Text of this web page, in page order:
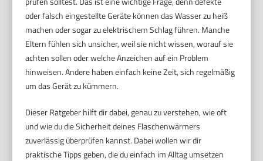
oder falsch eingestellte Geräte können das Wasser zu heiß
machen oder sogar zu elektrischem Schlag führen. Manche
Eltern fühlen sich unsicher, weil sie nicht wissen, worauf sie
achten sollen oder welche Anzeichen auf ein Problem
hinweisen. Andere haben einfach keine Zeit, sich regelmäßig
um das Gerät zu kümmern.
Dieser Ratgeber hilft dir dabei, genau zu verstehen, wie oft
und wie du die Sicherheit deines Flaschenwärmers
zuverlässig überprüfen kannst. Dabei wollen wir dir
praktische Tipps geben, die du einfach im Alltag umsetzen